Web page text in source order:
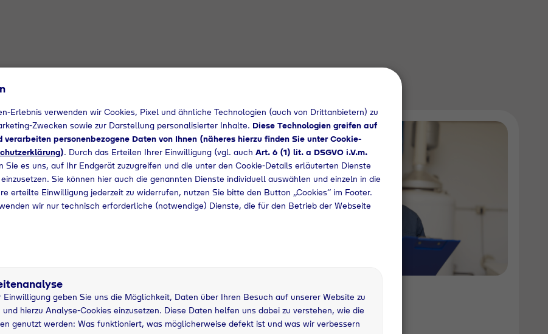
Erlebnis verwenden wir Cookies, Pixel und ähnliche Technologien (auch von Drittanbietern) zu
Zwecken sowie zur Darstellung personalisierter Inhalte. Diese Technologien greifen auf
verarbeiten personenbezogene Daten von Ihnen (näheres hierzu finden Sie unter Cookie-
). Durch das Erteilen Ihrer Einwilligung (vgl. auch Art. 6 (1) lit. a DSGVO i.V.m.
Sie es uns, auf Ihr Endgerät zuzugreifen und die unter den Cookie-Details erläuterten Dienste
Sie können hier auch die genannten Dienste individuell auswählen und einzeln in die
erteilte Einwilligung jederzeit zu widerrufen, nutzen Sie bitte den Button „Cookies“ im Footer.
wir nur technisch erforderliche (notwendige) Dienste, die für den Betrieb der Webseite
Einwilligung geben Sie uns die Möglichkeit, Daten über Ihren Besuch auf unserer Website zu
und hierzu Analyse-Cookies einzusetzen. Diese Daten helfen uns dabei zu verstehen, wie die
genutzt werden: Was funktioniert, was möglicherweise defekt ist und was wir verbessern